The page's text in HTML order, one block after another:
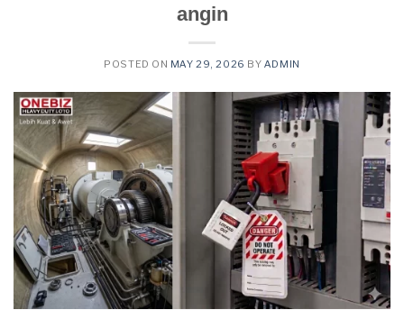
angin
POSTED ON MAY 29, 2026 BY ADMIN